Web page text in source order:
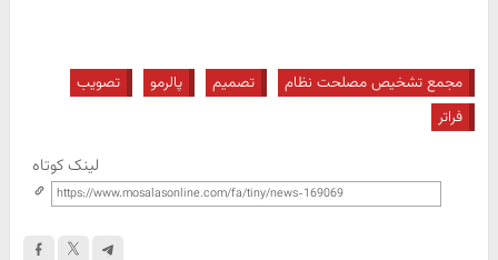
مجمع تشخیص مصلحت نظام تصمیم پالرمو
تصویب
فراتر
لینک کوتاه